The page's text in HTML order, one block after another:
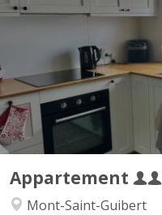
Appartement
Mont-Saint-Guibert
Duplex de 50 m2 situé à
Demi-Lune Le rez
l'étage, se trouvent
(douche) et la toilette